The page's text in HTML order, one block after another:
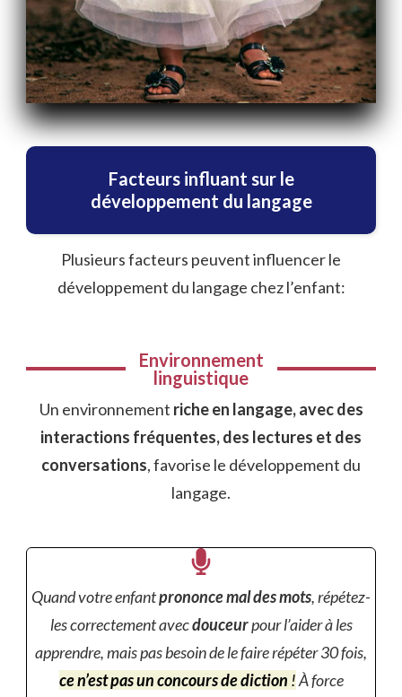
Facteurs influant sur le
développement du langage
Plusieurs facteurs peuvent influencer le
développement du langage chez l’enfant:
Environnement
linguistique
Un environnement riche en langage, avec des
interactions fréquentes, des lectures et des
conversations, favorise le développement du
langage.
Quand votre enfantprononce mal des mots, répétez-
les correctement avecdouceurpour l’aider à les
apprendre, mais pas besoin de le faire répéter 30 fois,
ce n’est pas un concours de diction !À force